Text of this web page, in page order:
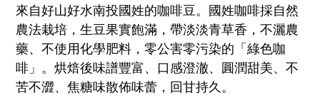
來自好山好水南投國姓的咖啡豆。國姓咖啡採自然
農法栽培，生豆果實飽滿，帶淡淡青草香，不灑農
藥、不使用化學肥料，零公害零污染的「綠色咖
啡」。烘焙後味譜豐富、口感澄澈、圓潤甜美、不
苦不澀、焦糖味散佈味蕾，回甘持久。